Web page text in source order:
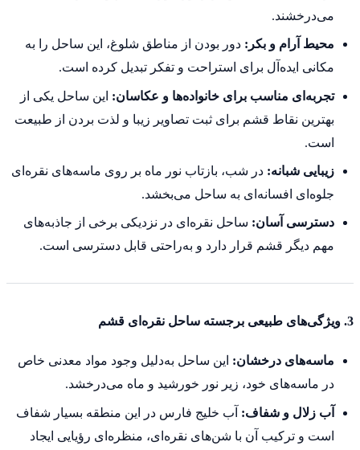
می‌درخشند.
محیط آرام و بکر: دور بودن از مناطق شلوغ، این ساحل را به
مکانی ایده‌آل برای استراحت و تفکر تبدیل کرده است.
تجربه‌ای مناسب برای خانواده‌ها و عکاسان: این ساحل یکی از
بهترین نقاط قشم برای ثبت تصاویر زیبا و لذت بردن از طبیعت
است.
زیبایی شبانه: در شب، بازتاب نور ماه بر روی ماسه‌های نقره‌ای
جلوه‌ای افسانه‌ای به ساحل می‌بخشد.
دسترسی آسان: ساحل نقره‌ای در نزدیکی برخی از جاذبه‌های
مهم دیگر قشم قرار دارد و به‌راحتی قابل دسترسی است.
3. ویژگی‌های طبیعی برجسته ساحل نقره‌ای قشم
ماسه‌های درخشان: این ساحل به‌دلیل وجود مواد معدنی خاص
در ماسه‌های خود، زیر نور خورشید و ماه می‌درخشد.
آب زلال و شفاف: آب خلیج فارس در این منطقه بسیار شفاف
است و ترکیب آن با شن‌های نقره‌ای، منظره‌ای رؤیایی ایجاد